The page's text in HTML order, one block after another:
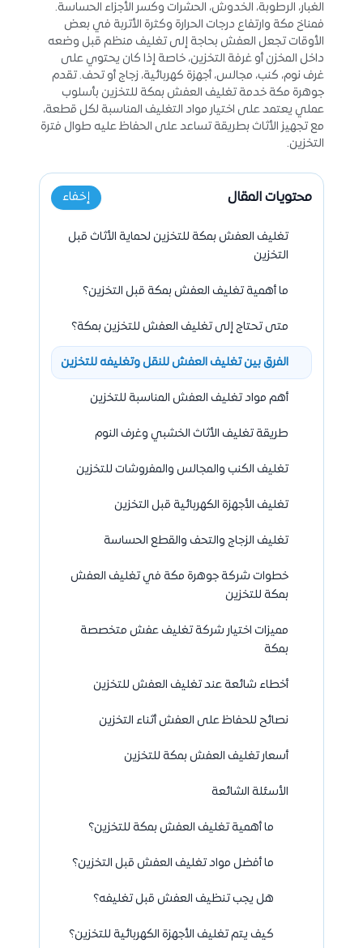
الغبار، الرطوبة، الخدوش، الحشرات وكسر الأجزاء الحساسة.
فمناخ مكة وارتفاع درجات الحرارة وكثرة الأتربة في بعض
الأوقات تجعل العفش بحاجة إلى تغليف منظم قبل وضعه
داخل المخزن أو غرفة التخزين، خاصة إذا كان يحتوي على
غرف نوم، كنب، مجالس، أجهزة كهربائية، زجاج أو تحف. تقدم
جوهرة مكة خدمة تغليف العفش بمكة للتخزين بأسلوب
عملي يعتمد على اختيار مواد التغليف المناسبة لكل قطعة،
مع تجهيز الأثاث بطريقة تساعد على الحفاظ عليه طوال فترة
التخزين.
محتويات المقال إخفاء
تغليف العفش بمكة للتخزين لحماية الأثاث قبل
التخزين
ما أهمية تغليف العفش بمكة قبل التخزين؟
متى تحتاج إلى تغليف العفش للتخزين بمكة؟
الفرق بين تغليف العفش للنقل وتغليفه للتخزين
أهم مواد تغليف العفش المناسبة للتخزين
طريقة تغليف الأثاث الخشبي وغرف النوم
تغليف الكنب والمجالس والمفروشات للتخزين
تغليف الأجهزة الكهربائية قبل التخزين
تغليف الزجاج والتحف والقطع الحساسة
خطوات شركة جوهرة مكة في تغليف العفش
بمكة للتخزين
مميزات اختيار شركة تغليف عفش متخصصة
بمكة
أخطاء شائعة عند تغليف العفش للتخزين
نصائح للحفاظ على العفش أثناء التخزين
أسعار تغليف العفش بمكة للتخزين
الأسئلة الشائعة
ما أهمية تغليف العفش بمكة للتخزين؟
ما أفضل مواد تغليف العفش قبل التخزين؟
هل يجب تنظيف العفش قبل تغليفه؟
كيف يتم تغليف الأجهزة الكهربائية للتخزين؟